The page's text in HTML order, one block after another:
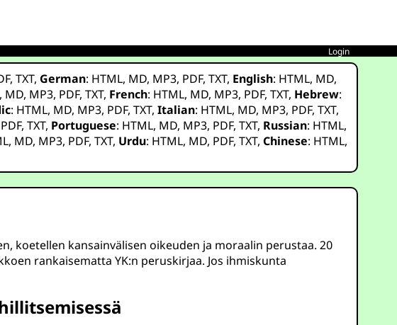
Login
,TXT, German: HTML, MD, MP3, PDF,TXT, English: HTML, MD,
, MD, MP3, PDF,TXT, French: HTML, MD, MP3, PDF,TXT, Hebrew:
: HTML, MD, MP3, PDF,TXT,Italian: HTML, MD, MP3, PDF,TXT,
PDF,TXT, Portuguese: HTML, MD, MP3, PDF,TXT, Russian: HTML,
, MD, MP3, PDF,TXT, Urdu: HTML, MD, PDF,TXT,Chinese: HTML,
koetellen kansainvälisen oikeuden ja moraalin perustaa. 20
rankaisematta YK:n peruskirjaa. Jos ihmiskunta